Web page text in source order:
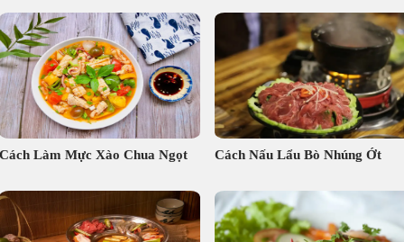
Làm Mực Xào Chua Ngọt Cách Nấu Lẩu Bò Nhúng Ớt